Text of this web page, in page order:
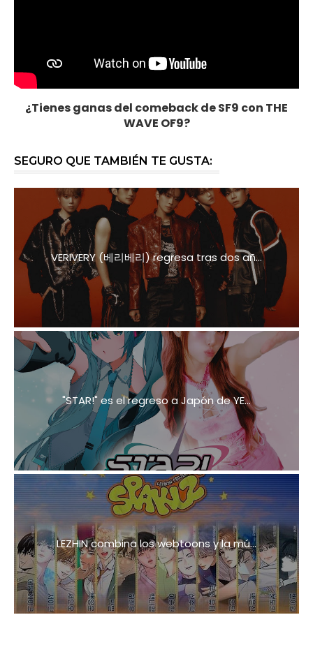
¿Tienes ganas del comeback de SF9 con THE
WAVE OF9?
SEGURO QUE TAMBIÉN TE GUSTA:
VERIVERY (베리베리) regresa tras dos añ...
"STAR!" es el regreso a Japón de YE...
LEZHIN combina los webtoons y la mú...